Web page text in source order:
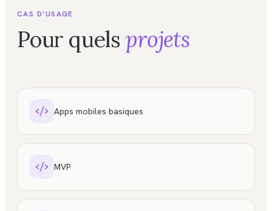
CAS D'USAGE
Pour quelsprojets
Apps mobiles basiques
MVP